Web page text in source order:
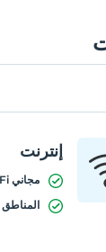
إنترنت
مجاني Wi-Fi